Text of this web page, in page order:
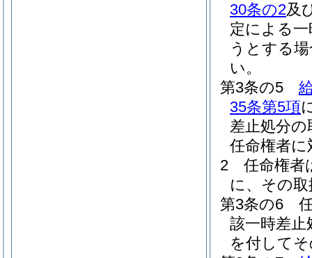
30条の2及
定による
うとする
い。
第3条の5
35条第5項
差止処分
任命権者
2
任命権者
に、その
第3条の6
該一時差
を付して